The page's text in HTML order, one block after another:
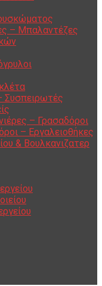
– Μπαλαντέζες
Συσπειρωτές
– Γρασαδόροι
– Εργαλειοθήκες
& Βουλκανιζατερ